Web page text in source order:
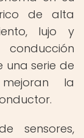
de alta
lujo y
serie de
la
sensores,